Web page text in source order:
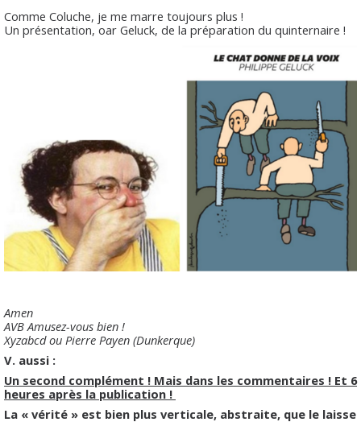
Comme Coluche, je me marre toujours plus !
Un présentation, oar Geluck, de la préparation du quinternaire !
Amen
AVB Amusez-vous bien !
Xyzabcd ou Pierre Payen (Dunkerque)
V. aussi :
Un second complément ! Mais dans les commentaires ! Et 6
heures après la publication !
La « vérité » est bien plus verticale, abstraite, que le laisse